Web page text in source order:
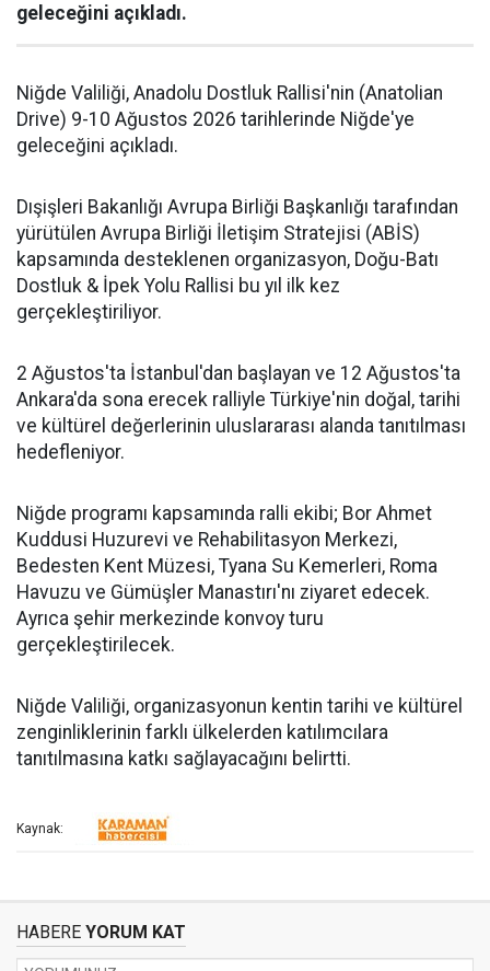
geleceğini açıkladı.
Niğde Valiliği, Anadolu Dostluk Rallisi'nin (Anatolian
Drive) 9-10 Ağustos 2026 tarihlerinde Niğde'ye
geleceğini açıkladı.
Dışişleri Bakanlığı Avrupa Birliği Başkanlığı tarafından
yürütülen Avrupa Birliği İletişim Stratejisi (ABİS)
kapsamında desteklenen organizasyon, Doğu-Batı
Dostluk & İpek Yolu Rallisi bu yıl ilk kez
gerçekleştiriliyor.
2 Ağustos'ta İstanbul'dan başlayan ve 12 Ağustos'ta
Ankara'da sona erecek ralliyle Türkiye'nin doğal, tarihi
ve kültürel değerlerinin uluslararası alanda tanıtılması
hedefleniyor.
Niğde programı kapsamında ralli ekibi; Bor Ahmet
Kuddusi Huzurevi ve Rehabilitasyon Merkezi,
Bedesten Kent Müzesi, Tyana Su Kemerleri, Roma
Havuzu ve Gümüşler Manastırı'nı ziyaret edecek.
Ayrıca şehir merkezinde konvoy turu
gerçekleştirilecek.
Niğde Valiliği, organizasyonun kentin tarihi ve kültürel
zenginliklerinin farklı ülkelerden katılımcılara
tanıtılmasına katkı sağlayacağını belirtti.
Kaynak:
HABERE YORUM KAT